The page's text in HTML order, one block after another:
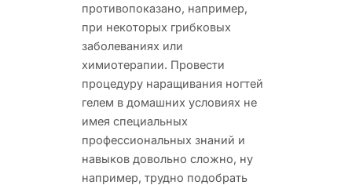
противопоказано, например,
при некоторых грибковых
заболеваниях или
химиотерапии. Провести
процедуру наращивания ногтей
гелем в домашних условиях не
имея специальных
профессиональных знаний и
навыков довольно сложно, ну
например, трудно подобрать